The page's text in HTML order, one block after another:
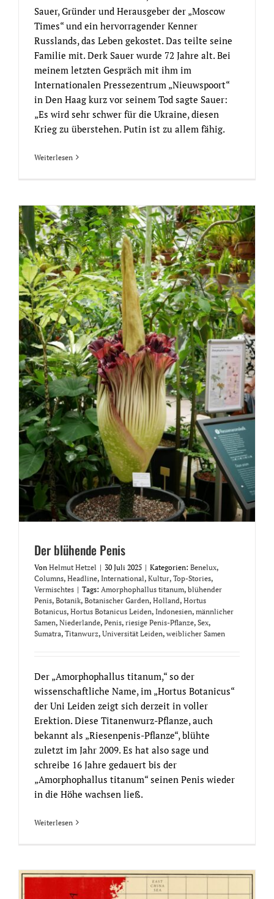
Sauer, Gründer und Herausgeber der „Moscow
Times“ und ein hervorragender Kenner
Russlands, das Leben gekostet. Das teilte seine
Familie mit. Derk Sauer wurde 72 Jahre alt. Bei
meinem letzten Gespräch mit ihm im
Internationalen Pressezentrum „Nieuwspoort“
in Den Haag kurz vor seinem Tod sagte Sauer:
„Es wird sehr schwer für die Ukraine, diesen
Krieg zu überstehen. Putin ist zu allem fähig.
Weiterlesen
Der blühende Penis
Von Helmut Hetzel | 30 Juli 2025 | Kategorien: Benelux,
Columns, Headline, International, Kultur, Top-Stories,
Vermischtes | Tags: Amorphophallus titanum, blühender
Penis, Botanik, Botanischer Garden, Holland, Hortus
Botanicus, Hortus Botanicus Leiden, Indonesien, männlicher
Samen, Niederlande, Penis, riesige Penis-Pflanze, Sex,
Sumatra, Titanwurz, Universität Leiden, weiblicher Samen
Der „Amorphophallus titanum,“ so der
wissenschaftliche Name, im „Hortus Botanicus“
der Uni Leiden zeigt sich derzeit in voller
Erektion. Diese Titanenwurz-Pflanze, auch
bekannt als „Riesenpenis-Pflanze“, blühte
zuletzt im Jahr 2009. Es hat also sage und
schreibe 16 Jahre gedauert bis der
„Amorphophallus titanum“ seinen Penis wieder
in die Höhe wachsen ließ.
Weiterlesen